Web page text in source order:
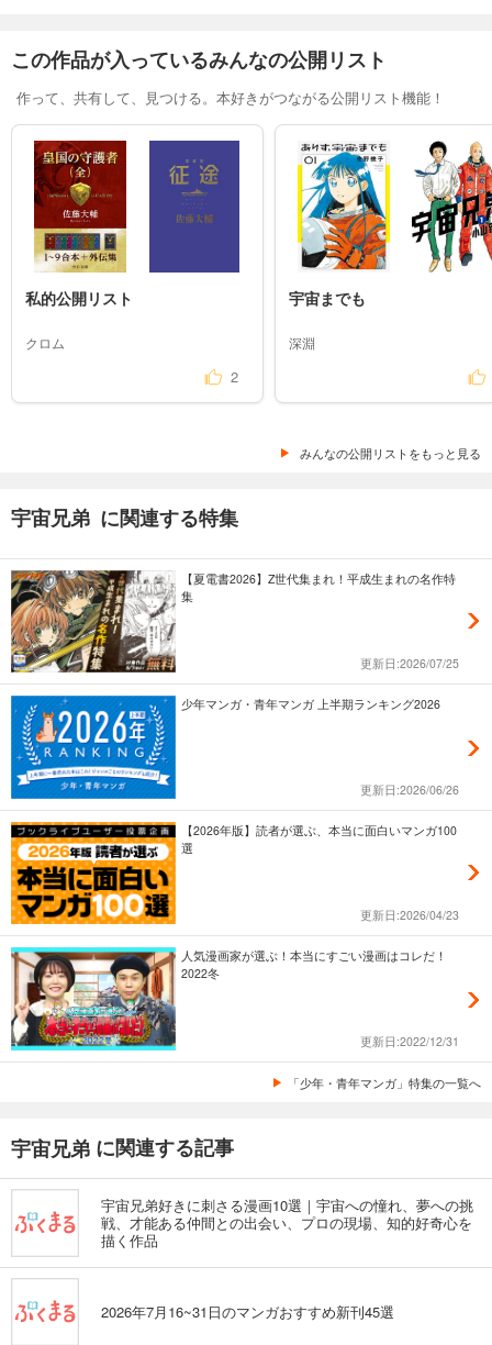
この作品が入っているみんなの公開リスト
作って、共有して、見つける。本好きがつながる公開リスト機能！
私的公開リスト
クロム
2
宇宙までも
深淵
みんなの公開リストをもっと見る
宇宙兄弟 に関連する特集
【夏電書2026】Z世代集まれ！平成生まれの名作特
集
更新日:2026/07/25
少年マンガ・青年マンガ 上半期ランキング2026
更新日:2026/06/26
【2026年版】読者が選ぶ、本当に面白いマンガ100
選
更新日:2026/04/23
人気漫画家が選ぶ！本当にすごい漫画はコレだ！
2022冬
更新日:2022/12/31
「少年・青年マンガ」特集の一覧へ
宇宙兄弟 に関連する記事
宇宙兄弟好きに刺さる漫画10選｜宇宙への憧れ、夢への挑
戦、才能ある仲間との出会い、プロの現場、知的好奇心を
描く作品
2026年7月16~31日のマンガおすすめ新刊45選